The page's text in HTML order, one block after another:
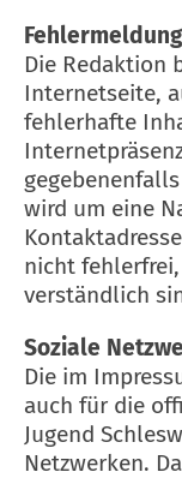
Die Redaktion
Internetseite,
fehlerhafte
wird um eine
nicht
verständlich
Soziale
Die im
auch für die
Jugend
Netzwerken.